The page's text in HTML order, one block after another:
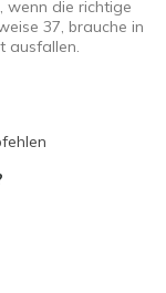
wenn die richtige
37, brauche in
ausfallen.